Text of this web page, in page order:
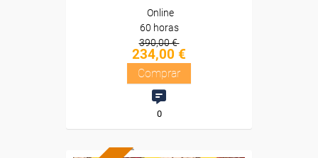
Online
60 horas
390,00 €
234,00 €
Comprar
0